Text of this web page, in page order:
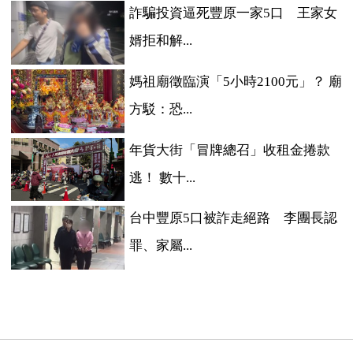
詐騙投資逼死豐原一家5口 王家女
婿拒和解...
媽祖廟徵臨演「5小時2100元」？ 廟
方駁：恐...
年貨大街「冒牌總召」收租金捲款
逃！ 數十...
台中豐原5口被詐走絕路 李團長認
罪、家屬...